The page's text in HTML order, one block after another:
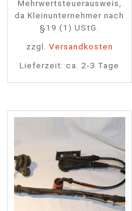
Mehrwertsteuerausweis,
da Kleinunternehmer nach
§19 (1) UStG.
zzgl. Versandkosten
Lieferzeit:ca. 2-3 Tage